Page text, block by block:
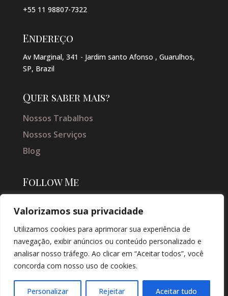
Valorizamos sua privacidade
Utilizamos cookies para aprimorar sua experiência de
navegação, exibir anúncios ou conteúdo personalizado e
analisar nosso tráfego. Ao clicar em “Aceitar todos”, você
concorda com nosso uso de cookies.
Personalizar Rejeitar Aceitar tudo
+55 11 98807-7322
Endereço
Av Marginal, 341 - Jardim santo Afonso , Guarulhos,
SP, Brazil
Quer saber mais?
Nossos Trabalhos
Nossos Serviços
Blog
Follow Me
SOLUÇÕES DIGITAIS |
CRIAÇÃO DE SITES